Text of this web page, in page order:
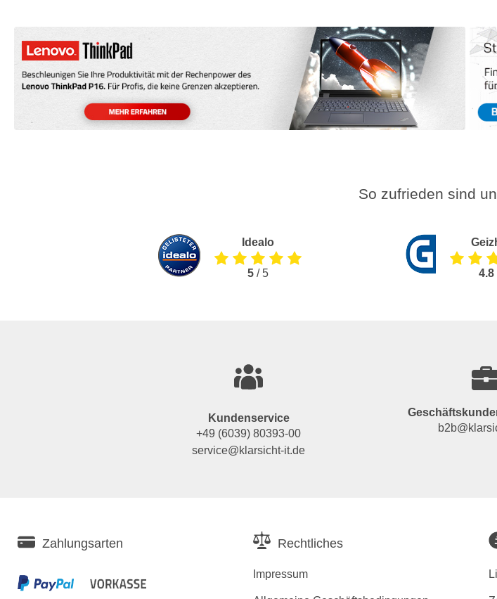
So zufrieden sind
Idealo
5/ 5 4.8
Kundenservice
+49 (6039) 80393-00
service@klarsicht-it.de
Zahlungsarten Rechtliches
Impressum